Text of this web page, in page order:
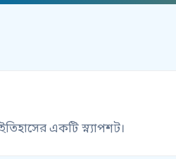
একটি স্ন্যাপশট।